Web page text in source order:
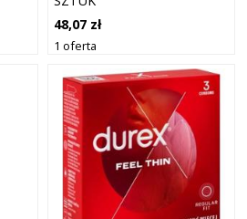
48,07 zł
1 oferta